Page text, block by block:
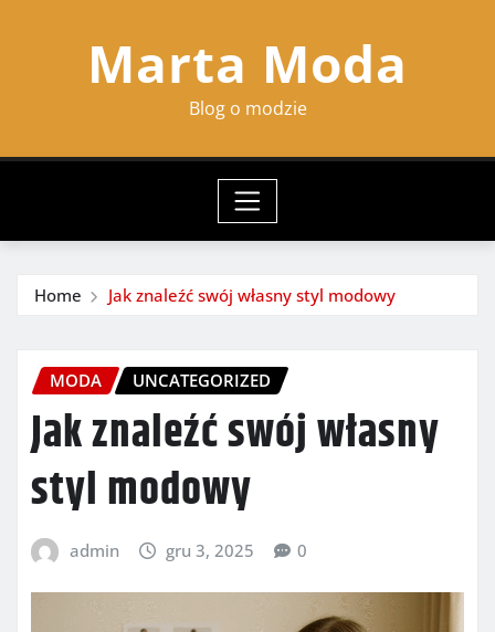
Marta Moda
Blog o modzie
Home Jak znaleźć swój własny styl modowy
MODA UNCATEGORIZED
Jak znaleźć swój własny
styl modowy
admin gru 3, 2025 0